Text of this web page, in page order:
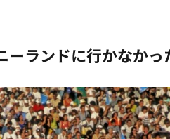
ーランドに行かなかっ